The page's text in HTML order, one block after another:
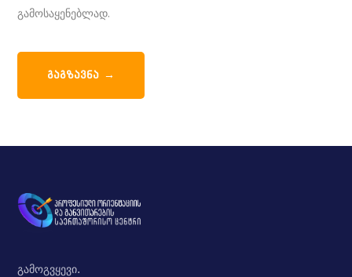
გამოსაყენებლად.
გამოგვყევი.